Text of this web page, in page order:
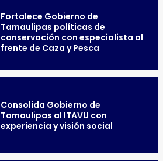
Fortalece Gobierno de
Tamaulipas políticas de
conservación con especialista al
frente de Caza y Pesca
Consolida Gobierno de
Tamaulipas al ITAVU con
experiencia y visión social